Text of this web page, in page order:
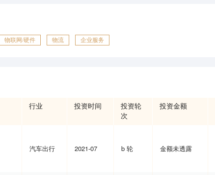
物联网/硬件 物流 企业服务
行业 投资时间
投资轮
次
投资金额
汽车出行 2021-07 b 轮 金额未透露